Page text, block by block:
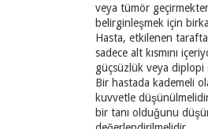
veya tümör
belirginleşmek için
Hasta, etkilenen tarafta
sadece alt kısmını
güçsüzlük veya
Bir hastada kademeli
kuvvetle
bir tanı olduğunu